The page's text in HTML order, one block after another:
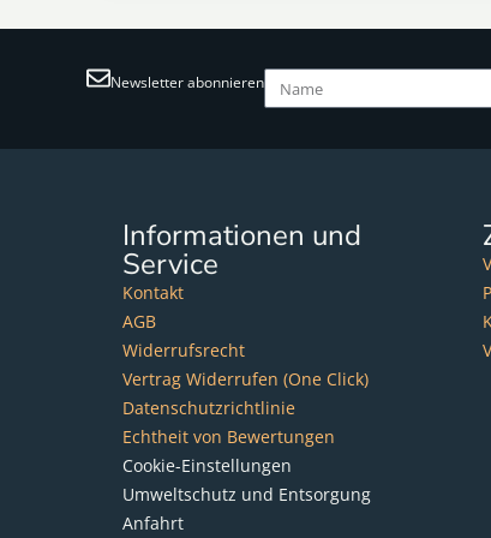
Newsletter abonnieren
Informationen und
Service
Kontakt
AGB
Widerrufsrecht
Vertrag Widerrufen (One Click)
Datenschutzrichtlinie
Echtheit von Bewertungen
Cookie-Einstellungen
Umweltschutz und Entsorgung
Anfahrt